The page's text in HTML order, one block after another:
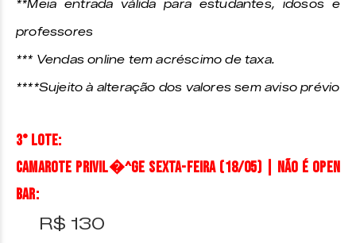
**Meia entrada válida para estudantes, idosos e
professores
*** Vendas online tem acréscimo de taxa.
****Sujeito à alteração dos valores sem aviso prévio
3° Lote:
CAMAROTE PRIVIL�^GE SEXTA-FEIRA (18/05) | Não é open
bar:
R$ 130